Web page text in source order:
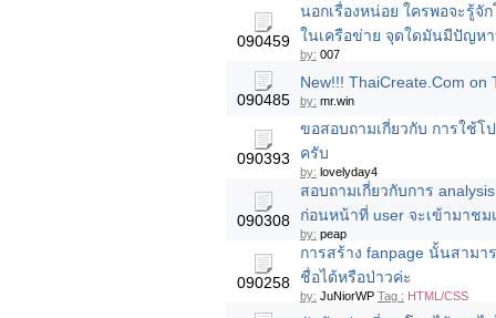
090459
นอกเรื่องหน่อย ใครพอจะรู้จั
ในเครือข่าย จุดใดมันมีปัญห
by: 007
090485
New!!! ThaiCreate.Com
by: mr.win
090393
ขอสอบถามเกี่ยวกับ การใช้โ
ครับ
by: lovelyday4
090308
สอบถามเกี่ยวกับการ
ก่อนหน้าที่ user จะเข้ามาชม
by: peap
090258
การสร้าง fanpage นั้นสาม
ชื่อได้หรือป่าวค่ะ
by: JuNiorWP Tag : HTML/CSS